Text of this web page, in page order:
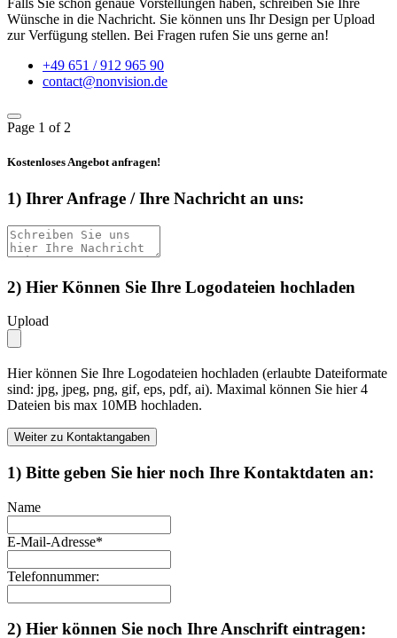
Wünsche in die Nachricht. Sie können uns Ihr Design per Upload
zur Verfügung stellen. Bei Fragen rufen Sie uns gerne an!
+49 651 / 912 965 90
contact@nonvision.de
Page 1 of 2
Kostenloses Angebot anfragen!
1) Ihrer Anfrage / Ihre Nachricht an uns:
2) Hier Können Sie Ihre Logodateien hochladen
Upload
Hier können Sie Ihre Logodateien hochladen (erlaubte Dateiformate
sind: jpg, jpeg, png, gif, eps, pdf, ai). Maximal können Sie hier 4
Dateien bis max 10MB hochladen.
Weiter zu Kontaktangaben
1) Bitte geben Sie hier noch Ihre Kontaktdaten an:
Name
E-Mail-Adresse*
Telefonnummer:
2) Hier können Sie noch Ihre Anschrift eintragen: